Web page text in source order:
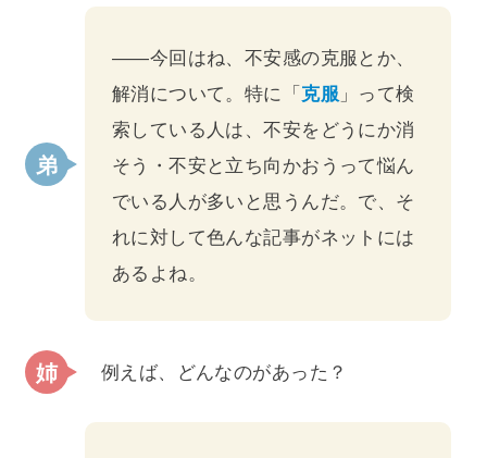
――今回はね、不安感の克服とか、
解消について。特に「克服」って検
索している人は、不安をどうにか消
そう・不安と立ち向かおうって悩ん
でいる人が多いと思うんだ。で、そ
れに対して色んな記事がネットには
あるよね。
例えば、どんなのがあった？